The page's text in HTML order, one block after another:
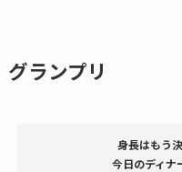
グランプリ
身長はもう
今日のディナ